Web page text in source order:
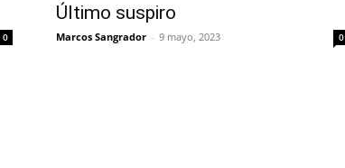
0
Último suspiro
Marcos Sangrador - 9 mayo, 2023 0